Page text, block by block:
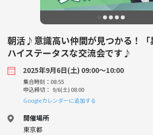
朝活♪意識高い仲間が見つかる！「
ハイステータスな交流会です♪
2025年9月6日(土) 09:00〜10:00
集合時刻：08:55
申込締切： 9/6(土) 08:00
Googleカレンダーに追加する
開催場所
東京都